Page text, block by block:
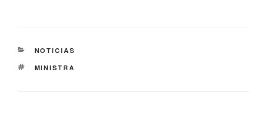
NOTICIAS
MINISTRA